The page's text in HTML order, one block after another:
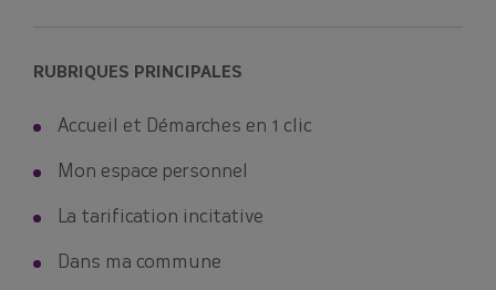
RUBRIQUES PRINCIPALES
Accueil et Démarches en 1 clic
Mon espace personnel
La tarification incitative
Dans ma commune